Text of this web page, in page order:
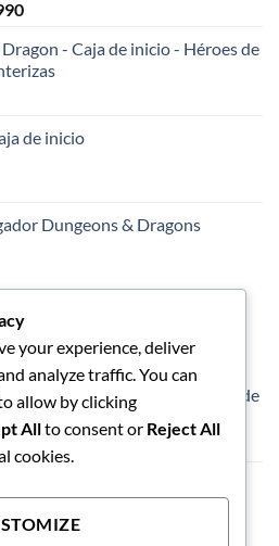
El
actual
es:
- Caja de inicio - Héroes de
de inicio
Dungeons & Dragons
- Caja de inicio - Héroes de
your experience, deliver
analyze traffic. You can
allow by clicking
Allto consent or Reject All
cookies.